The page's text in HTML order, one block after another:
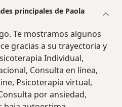
principales de Paola
Te mostramos algunos
gracias a su trayectoria y
Individual,
Consulta en línea,
Psicoterapia virtual,
por ansiedad,